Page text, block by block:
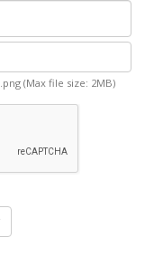
(Max file size: 2MB)